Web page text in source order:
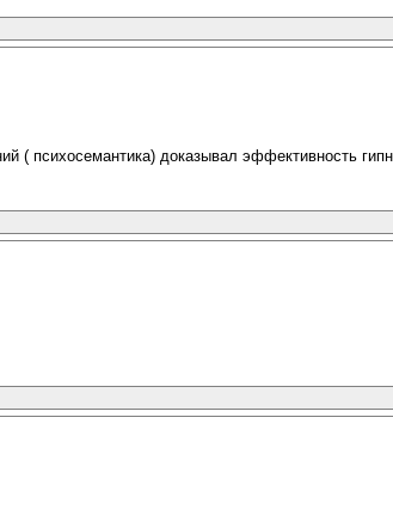
психосемантика) доказывал эффективность